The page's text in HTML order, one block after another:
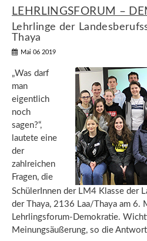
LEHRLINGSFORUM –
Lehrlinge der
Thaya
Mai 06 2019
„Was darf
man
eigentlich
noch
sagen?“,
lautete eine
der
zahlreichen
Fragen, die
SchülerInnen der LM4 Klasse der
der Thaya, 2136 Laa/Thaya am 6.
Lehrlingsforum-Demokratie.
Meinungsäußerung, so die